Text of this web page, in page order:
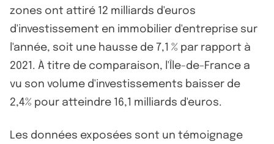
zones ont attiré 12 milliards d'euros
d'investissement en immobilier d'entreprise sur
l'année, soit une hausse de 7,1 % par rapport à
2021. À titre de comparaison, l'Île-de-France a
vu son volume d'investissements baisser de
2,4% pour atteindre 16,1 milliards d'euros.
Les données exposées sont un témoignage